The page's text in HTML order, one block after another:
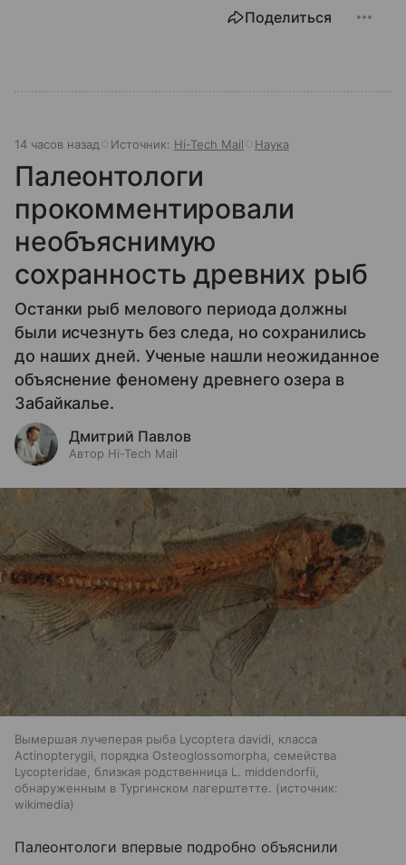
Поделиться
14 часов назад Источник: Hi-Tech Mail Наука
Палеонтологи
прокомментировали
необъяснимую
сохранность древних рыб
Останки рыб мелового периода должны
были исчезнуть без следа, но сохранились
до наших дней. Ученые нашли неожиданное
объяснение феномену древнего озера в
Забайкалье.
Дмитрий Павлов
Автор Hi-Tech Mail
Вымершая лучеперая рыба Lycoptera davidi, класса
Actinopterygii, порядка Osteoglossomorpha, семейства
Lycopteridae, близкая родственница L. middendorfii,
обнаруженным в Тургинском лагерштетте.
источник:
wikimedia
Палеонтологи впервые подробно объяснили